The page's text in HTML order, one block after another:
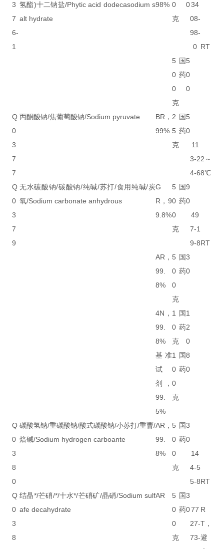
3
7
6-
1
氢酯)十二钠盐/Phytic acid dodecasodium s
alt hydrate
98% 0
克
034
08-
98-
0 RT
5
0
0
克
国
药
5
0
0
Q
0
3
7
7
丙酮酸钠/焦葡萄酸钠/Sodium pyruvate
BR，
99%
2
5
克
国
药
5
0
11
3-2
4-6
2～
8℃
Q
0
3
7
9
无水碳酸钠/碳酸钠/纯碱/苏打/食用纯碱/炭
氧/Sodium carbonate anhydrous
G
R，9
9.8%
5
0
0
克
国
药
9
0
49
7-1
9-8RT
AR，
99.
8%
5
0
0
克
国
药
3
0
4N，
99.
8%
1
0
克
国
药
1
2
0
基准
试
剂，
99.
5%
1
0
0
克
国
药
8
0
Q
0
3
8
0
碳酸氢钠/重碳酸钠/酸式碳酸钠/小苏打/重曹/
焙碱/Sodium hydrogen carboante
AR，
99.
8%
5
0
0
克
国
药
3
0
14
4-5
5-8RT
Q
0
3
8
结晶*/芒硝/*/十水*/芒硝矿/晶硝/Sodium sulf
afe decahydrate
AR
5
0
0
克
国
药
3
077
27-
73-
R
T，
避